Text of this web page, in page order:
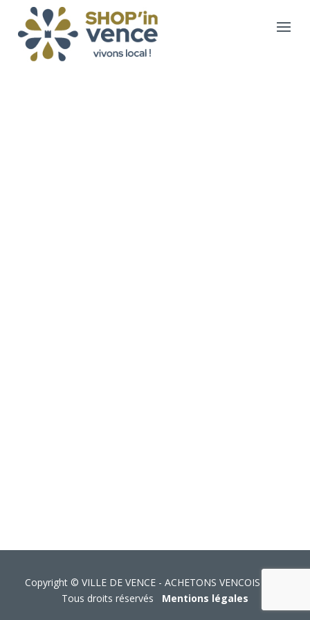
Copyright © VILLE DE VENCE - ACHETONS VENCOIS 2026
Tous droits réservés Mentions légales